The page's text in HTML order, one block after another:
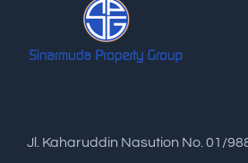
Jl. Kaharuddin Nasution No. 01/